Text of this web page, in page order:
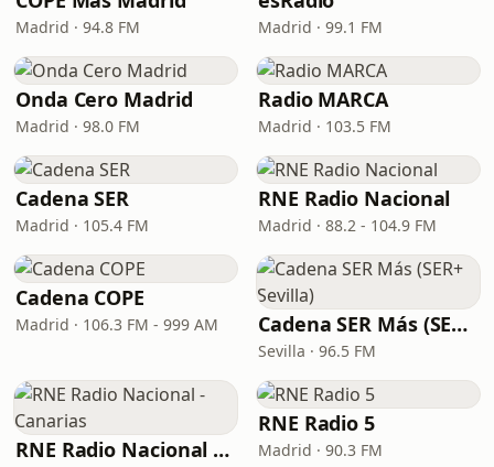
Madrid · 94.8 FM Madrid · 99.1 FM
Onda Cero Madrid
Madrid · 98.0 FM
Radio MARCA
Madrid · 103.5 FM
Cadena SER
Madrid · 105.4 FM
RNE Radio Nacional
Madrid · 88.2 - 104.9 FM
Cadena COPE
Madrid · 106.3 FM - 999 AM Cadena SER Más (SER+ Sevilla)
Sevilla · 96.5 FM
RNE Radio Nacional - Canarias
RNE Radio 5
Madrid · 90.3 FM